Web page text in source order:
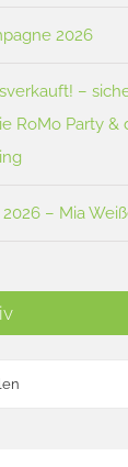
2026
–
RoMo Party &
– Mia